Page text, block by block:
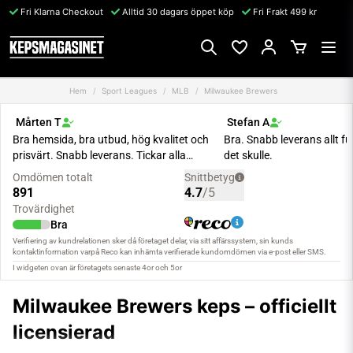
Fri Klarna Checkout Alltid 30 dagars öppet köp Fri Frakt 499 kr
Hem Sport Leagues MLB Milwaukee Brewers
Milwaukee Brewers keps – officiellt
licensierad